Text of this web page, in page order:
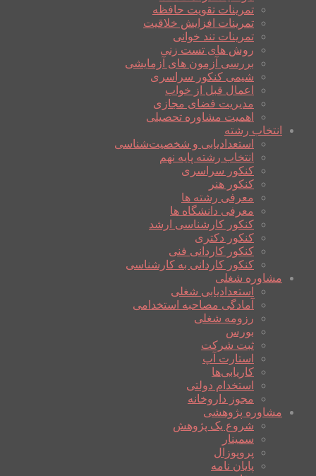
تمرینات تقویت حافظه
تمرینات افزایش خلاقیت
تمرینات تند خوانی
روش های تست زنی
بررسی آزمون های آزمایشی
شیمی کنکور سراسری
اعمال قبل از خواب
مدیریت فضای مجازی
اهمیت مشاوره تحصیلی
انتخاب رشته
استعدادیابی و شخصیت‌شناسی
انتخاب رشته پایه نهم
کنکور سراسری
کنکور هنر
معرفی رشته ها
معرفی دانشگاه ها
کنکور کارشناسی ارشد
کنکور دکتری
کنکور کاردانی فنی
کنکور کاردانی به کارشناسی
مشاوره شغلی
استعدادیابی شغلی
آمادگی مصاحبه استخدامی
رزومه شغلی
بورس
ثبت شرکت
استارت آپ
کاریابی‌ها
استخدام دولتی
مجوز داروخانه
مشاوره پژوهشی
شروع یک پژوهش
سمینار
پروپوزال
پایان نامه